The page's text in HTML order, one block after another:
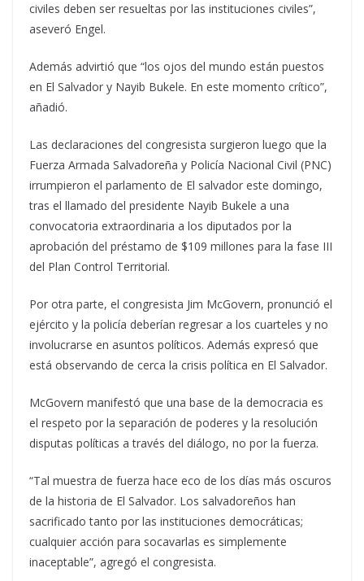
civiles deben ser resueltas por las instituciones civiles”,
aseveró Engel.
Además advirtió que “los ojos del mundo están puestos
en El Salvador y Nayib Bukele. En este momento crítico”,
añadió.
Las declaraciones del congresista surgieron luego que la
Fuerza Armada Salvadoreña y Policía Nacional Civil (PNC)
irrumpieron el parlamento de El salvador este domingo,
tras el llamado del presidente Nayib Bukele a una
convocatoria extraordinaria a los diputados por la
aprobación del préstamo de $109 millones para la fase III
del Plan Control Territorial.
Por otra parte, el congresista Jim McGovern, pronunció el
ejército y la policía deberían regresar a los cuarteles y no
involucrarse en asuntos políticos. Además expresó que
está observando de cerca la crisis política en El Salvador.
McGovern manifestó que una base de la democracia es
el respeto por la separación de poderes y la resolución
disputas políticas a través del diálogo, no por la fuerza.
“Tal muestra de fuerza hace eco de los días más oscuros
de la historia de El Salvador. Los salvadoreños han
sacrificado tanto por las instituciones democráticas;
cualquier acción para socavarlas es simplemente
inaceptable”, agregó el congresista.